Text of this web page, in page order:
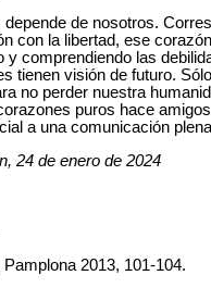
de nosotros.
con la libertad, ese
comprendiendo las
tienen visión de futuro.
no perder nuestra
puros hace
a una comunicación
24 de enero de 2024
Pamplona 2013, 101-104.